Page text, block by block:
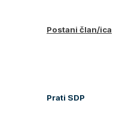
Postani član/ica
Prati SDP